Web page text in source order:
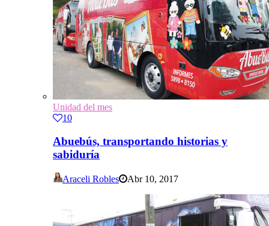
Unidad del mes
10
Abuebús, transportando historias y
sabiduría
Araceli Robles Abr 10, 2017